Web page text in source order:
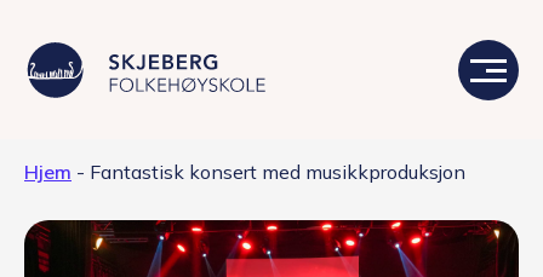
Livet på skolen
Hjem - Fantastisk konsert med musikkproduksjon